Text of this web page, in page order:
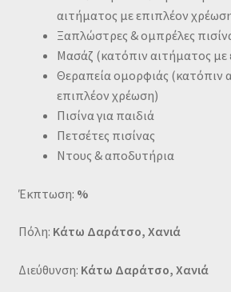
αιτήματος με επιπλέον
Ξαπλώστρες & ομπρέλες
Μασάζ (κατόπιν αιτήματος
Θεραπεία ομορφιάς (κατόπιν
επιπλέον χρέωση)
Πισίνα για παιδιά
Πετσέτες πισίνας
Ντους & αποδυτήρια
Έκπτωση: %
Πόλη: Κάτω Δαράτσο, Χανιά
Διεύθυνση: Κάτω Δαράτσο, Χανιά